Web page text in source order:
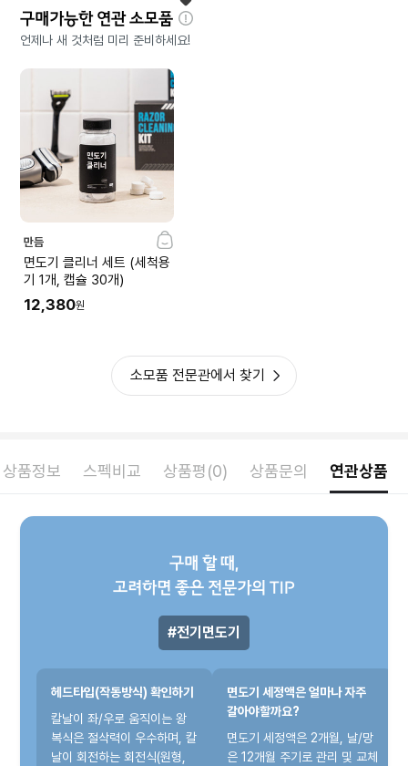
구매가능한 연관 소모품
자
세
언제나 새 것처럼 미리 준비하세요!
만듬
면도기 클리너 세트 (세척용
기 1개, 캡슐 30개)
12,380원
소모품 전문관에서 찾기
상품정보 스펙비교 상품평(0) 상품문의 연관상품
구매 할 때,
고려하면 좋은 전문가의 TIP
전기면도기
헤드타입(작동방식) 확인하기
칼날이 좌/우로 움직이는 왕
복식은 절삭력이 우수하며, 칼
날이 회전하는 회전식(원형,
면도기 세정액은 얼마나 자주
갈아야할까요?
면도기 세정액은 2개월, 날/망
은 12개월 주기로 관리 및 교체